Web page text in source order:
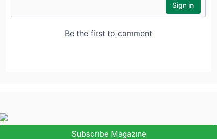
Subscribe Magazine